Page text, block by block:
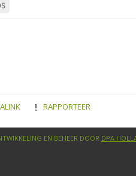
RAPPORTEER
EN BEHEER DOOR DPA